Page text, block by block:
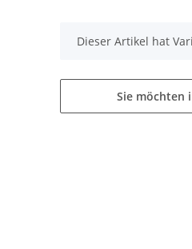
x
Dieser Artikel hat
Sie möchten